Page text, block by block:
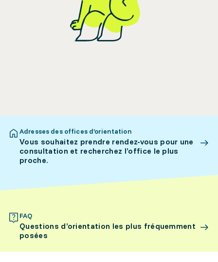
Adresses des offices d’orientation
Vous souhaitez prendre rendez-vous pour une
consultation et recherchez l’office le plus
proche.
FAQ
Questions d’orientation les plus fréquemment
posées